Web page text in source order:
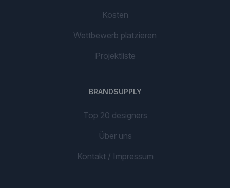
Kosten
Wettbewerb platzieren
Projektliste
BRANDSUPPLY
Top 20 designers
Über uns
Kontakt / Impressum